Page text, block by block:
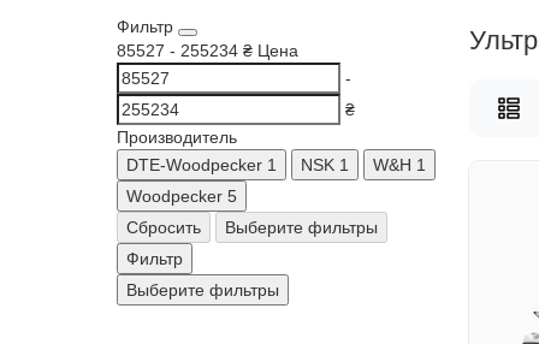
Фильтр
85527 - 255234 ₴ Цена
-
₴
Производитель
DTE-Woodpecker 1 NSK 1 W&H 1
Woodpecker 5
Сбросить
Выберите фильтры
Фильтр
Выберите фильтры